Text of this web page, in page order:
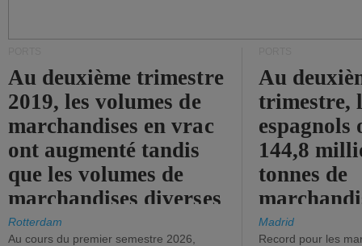
Au deuxième trimestre
2019, les volumes de
marchandises en vrac
ont augmenté tandis
que les volumes de
marchandises diverses
ont diminué.
Rotterdam
Au cours du premier semestre 2026,
Au
trimestre,
144,8
tonnes de
(+2,9%).
Madrid
Record pour les